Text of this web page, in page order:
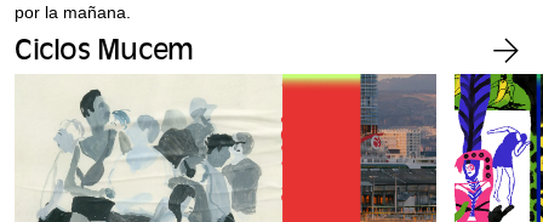
por la mañana.
Ciclos Mucem